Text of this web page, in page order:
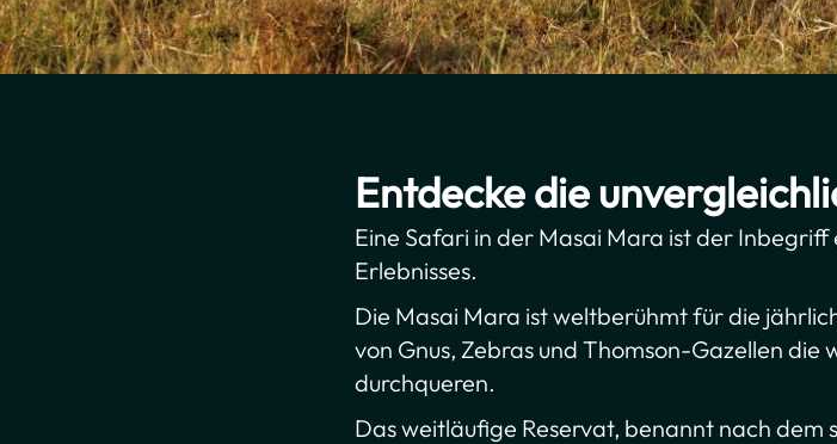
Entdecke die
Eine Safari in der Masai Mara ist der
Erlebnisses.
Die Masai Mara ist weltberühmt für die
von Gnus, Zebras und Thomson-Gazellen die
durchqueren.
Das weitläufige Reservat, benannt nach dem